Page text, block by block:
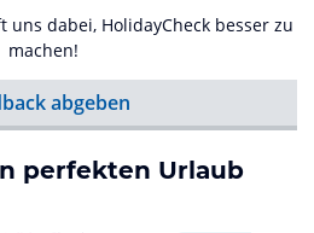
uns dabei, HolidayCheck besser zu
machen!
abgeben
perfekten Urlaub